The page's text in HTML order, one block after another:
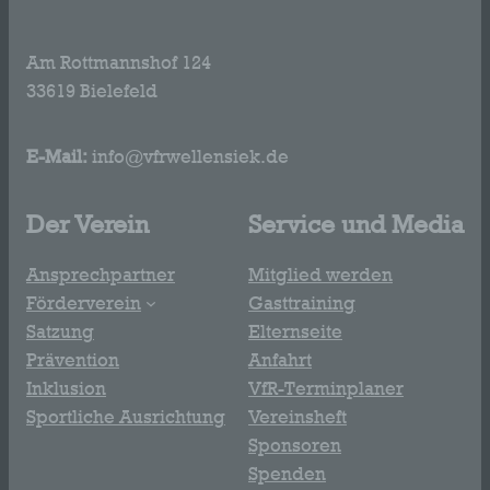
Am Rottmannshof 124
33619 Bielefeld
E-Mail: info@vfrwellensiek.de
Der Verein
Ansprechpartner
Förderverein
Satzung
Prävention
Inklusion
Sportliche Ausrichtung
Service und Media
Mitglied werden
Gasttraining
Elternseite
Anfahrt
VfR-Terminplaner
Vereinsheft
Sponsoren
Spenden